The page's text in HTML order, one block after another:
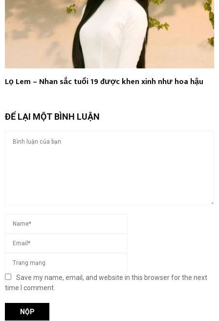
Lọ Lem – Nhan sắc tuổi 19 được khen xinh như hoa hậu
ĐỂ LẠI MỘT BÌNH LUẬN
Save my name, email, and website in this browser for the next
time I comment.